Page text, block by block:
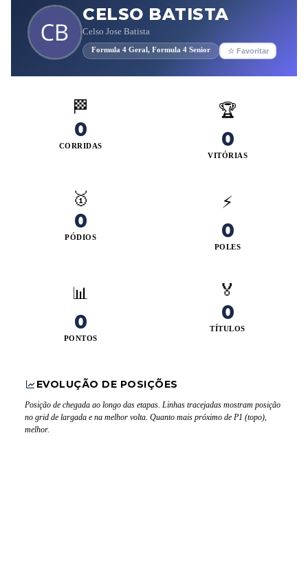
CELSO BATISTA
Celso Jose Batista
Formula 4 Geral, Formula 4 Senior ☆ Favoritar
🏁
0
CORRIDAS
🏆
0
VITÓRIAS
🥇
0
PÓDIOS
⚡
0
POLES
📊
0
PONTOS
🏅
0
TÍTULOS
EVOLUÇÃO DE POSIÇÕES
Posição de chegada ao longo das etapas. Linhas tracejadas mostram posição
no grid de largada e na melhor volta. Quanto mais próximo de P1 (topo),
melhor.